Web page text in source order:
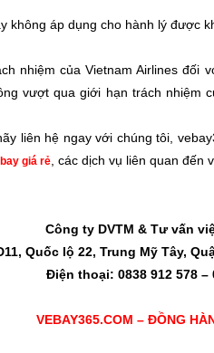
không áp dụng cho hành lý được
nhiệm của Vietnam Airlines đối
vượt qua giới hạn trách nhiệm
liên hệ ngay với chúng tôi,
giá rẻ , các dịch vụ liên quan
Công ty DVTM & Tư vấn
Quốc lộ 22, Trung Mỹ Tây,
Điện thoại: 0838 912 578 –
VEBAY365.COM – ĐỒNG